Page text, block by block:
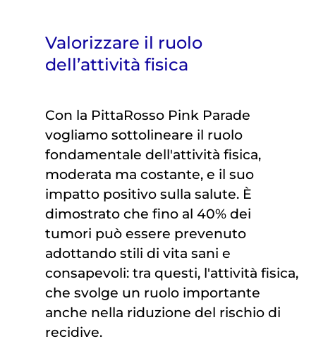
Valorizzare il ruolo
dell’attività fisica
Con la PittaRosso Pink Parade
vogliamo sottolineare il ruolo
fondamentale dell'attività fisica,
moderata ma costante, e il suo
impatto positivo sulla salute. È
dimostrato che fino al 40% dei
tumori può essere prevenuto
adottando stili di vita sani e
consapevoli: tra questi, l'attività fisica,
che svolge un ruolo importante
anche nella riduzione del rischio di
recidive.